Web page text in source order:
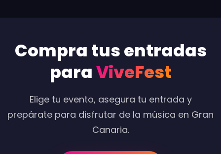
Compra tus entradas
paraViveFest
Elige tu evento, asegura tu entrada y
prepárate para disfrutar de la música en Gran
Canaria.